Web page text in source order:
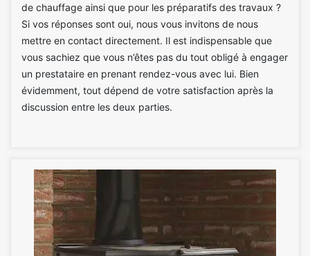
de chauffage ainsi que pour les préparatifs des travaux ?
Si vos réponses sont oui, nous vous invitons de nous
mettre en contact directement. Il est indispensable que
vous sachiez que vous n’êtes pas du tout obligé à engager
un prestataire en prenant rendez-vous avec lui. Bien
évidemment, tout dépend de votre satisfaction après la
discussion entre les deux parties.